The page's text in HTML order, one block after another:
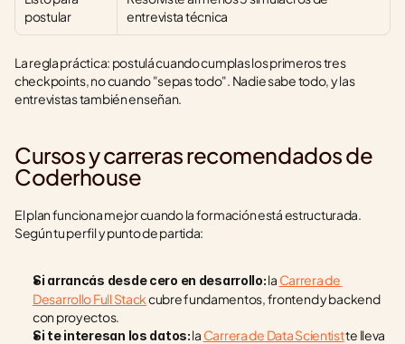
postular
entrevista técnica
La regla práctica: postulá cuando cumplas los primeros tres
checkpoints, no cuando "sepas todo". Nadie sabe todo, y las
entrevistas también enseñan.
Cursos y carreras recomendados de
Coderhouse
El plan funciona mejor cuando la formación está estructurada.
Según tu perfil y punto de partida:
Si arrancás desde cero en desarrollo: la Carrera de
Desarrollo Full Stack cubre fundamentos, frontend y backend
con proyectos.
Si te interesan los datos: la Carrera de Data Scientist te lleva